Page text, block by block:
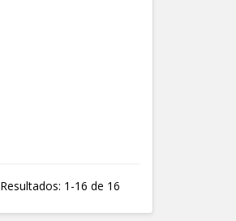
Resultados: 1-16 de 16